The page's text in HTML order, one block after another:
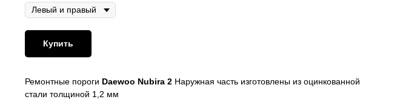
Купить
Ремонтные пороги Daewoo Nubira 2 Наружная часть изготовлены из оцинкованной
стали толщиной 1,2 мм